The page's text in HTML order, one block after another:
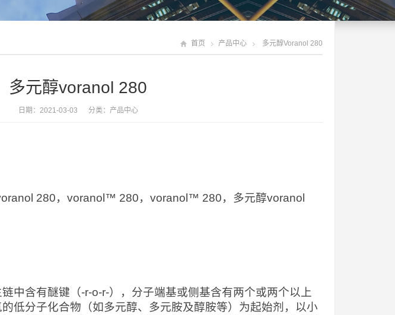
首页 产品中心 多元醇voranol 280
多元醇voranol 280
日期：2021-03-03 分类： 产品中心
280，voranol™ 280，voranol™ 280，多元醇voranol
中含有醚键（-r-o-r-），分子端基或侧基含有两个或两个以上
低分子化合物（如多元醇、多元胺及醇胺等）为起始剂，以小